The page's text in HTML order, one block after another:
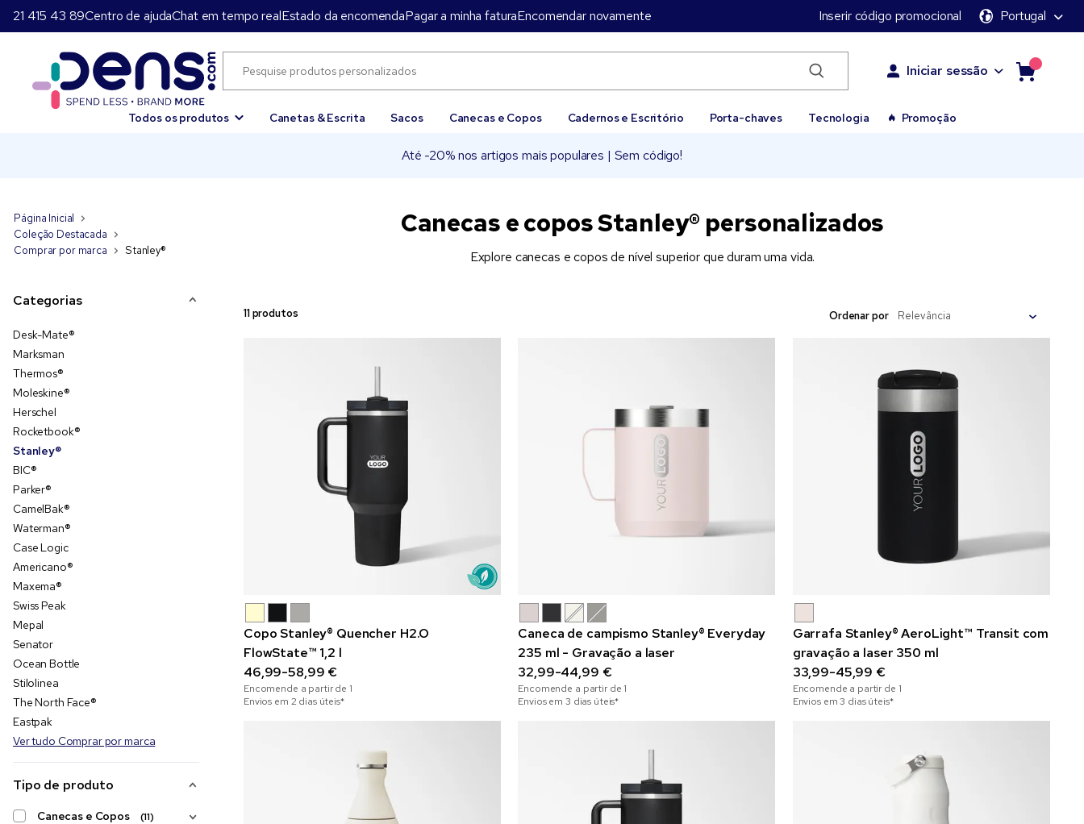
21 415 43 89Centro de ajudaChat em tempo realEstado da encomendaPagar a minha faturaEncomendar novamente Inserir código promocional Portugal
Iniciar sessão
Todos os produtos Canetas & Escrita Sacos Canecas e Copos Cadernos e Escritório Porta-chaves Tecnologia Promoção
Até -20% nos artigos mais populares | Sem código!
Página Inicial
Coleção Destacada
Comprar por marca
Stanley®
Categorias
Desk-Mate®
Marksman
Thermos®
Moleskine®
Herschel
Rocketbook®
Stanley®
BIC®
Parker®
CamelBak®
Waterman®
Case Logic
Americano®
Maxema®
Swiss Peak
Mepal
Senator
Ocean Bottle
Stilolinea
The North Face®
Eastpak
Ver tudo Comprar por marca
Tipo de produto
Canecas e Copos (11)
Canecas e copos Stanley® personalizados
Explore canecas e copos de nível superior que duram uma vida.
11 produtos Ordenar por
Copo Stanley® Quencher H2.O
FlowState™ 1,2 l
46,99-58,99 €
Encomende a partir de 1
Envios em 2 dias úteis*
Caneca de campismo Stanley® Everyday
235 ml - Gravação a laser
32,99-44,99 €
Encomende a partir de 1
Envios em 3 dias úteis*
Garrafa Stanley® AeroLight™ Transit com
gravação a laser 350 ml
33,99-45,99 €
Encomende a partir de 1
Envios em 3 dias úteis*